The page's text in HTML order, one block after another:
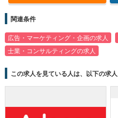
関連条件
広告・マーケティング・企画の求人
士業・コンサルティングの求人
この求人を見ている人は、以下の求